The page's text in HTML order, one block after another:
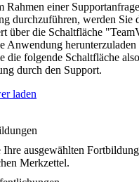
Rahmen einer
durchzuführen, werden Sie
über die Schaltfläche
Anwendung herunterzuladen
die folgende Schaltfläche
durch den Support.
laden
ausgewählten
Merkzettel.